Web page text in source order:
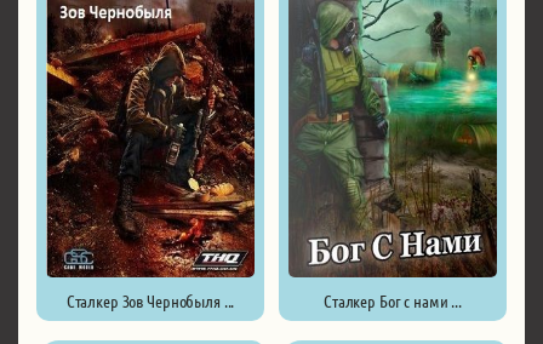
Сталкер Зов Чернобыля ... Сталкер Бог с нами ...